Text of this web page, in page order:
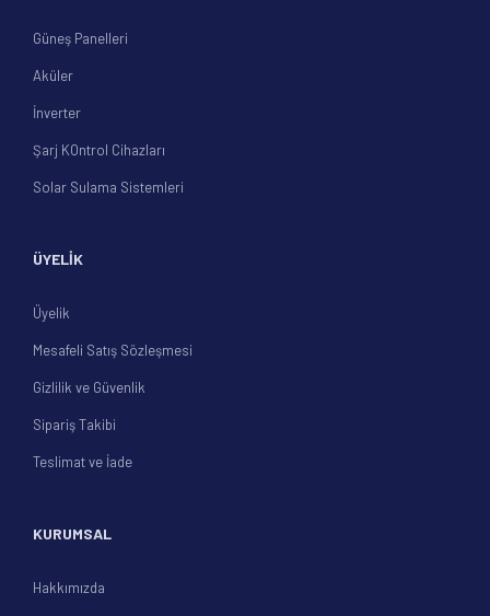
Güneş Panelleri
Aküler
İnverter
Şarj KOntrol Cihazları
Solar Sulama Sistemleri
ÜYELİK
Üyelik
Mesafeli Satış Sözleşmesi
Gizlilik ve Güvenlik
Sipariş Takibi
Teslimat ve İade
KURUMSAL
Hakkımızda